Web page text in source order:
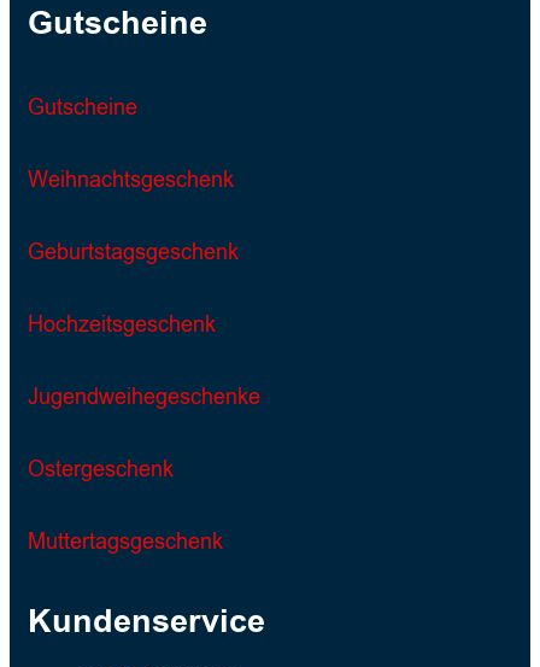
Gutscheine
Gutscheine
Weihnachtsgeschenk
Geburtstagsgeschenk
Hochzeitsgeschenk
Jugendweihegeschenke
Ostergeschenk
Muttertagsgeschenk
Kundenservice